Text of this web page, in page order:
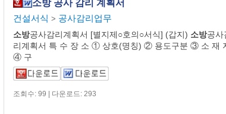
소방 공사 감리 계획서
건설서식 > 공사감리업무
소방공사감리계획서 [별지제○호의○서식] (갑지) 소방공사
리계획서 특 수 장 소 ① 상호(명칭) ② 용도구분 ③ 소 재
④ 구
조회수: 99 | 다운로드: 293